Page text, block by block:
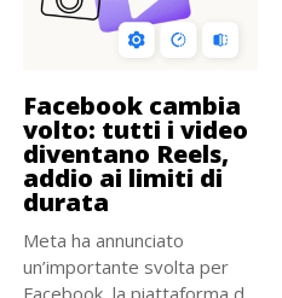
Facebook cambia
volto: tutti i video
diventano Reels,
addio ai limiti di
durata
Meta ha annunciato
un’importante svolta per
Facebook, la piattaforma da